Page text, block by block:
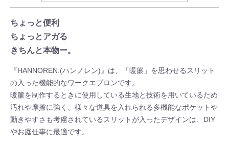
ちょっと便利
ちょっとアガる
きちんと本物ー。
『HANNOREN.(ハンノレン)』は、「暖簾」を思わせるスリット
の入った機能的なワークエプロンです。
暖簾を制作するときに使用している生地と技術を用いているため
汚れや摩擦に強く、様々な道具を入れられる多機能なポケットや
動きやすさも考慮されているスリットが入ったデザインは、DIY
やお庭仕事に最適です。